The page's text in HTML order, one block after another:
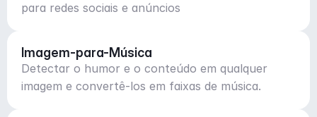
para redes sociais e anúncios
Imagem-para-Música
Detectar o humor e o conteúdo em qualquer
imagem e convertê-los em faixas de música.